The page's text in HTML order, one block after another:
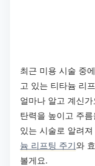
최근 미용 시술 중
고 있는 티타늄 리
얼마나 알고 계신
탄력을 높이고 주
있는 시술로 알려
늄 리프팅 주기 와
볼게요.